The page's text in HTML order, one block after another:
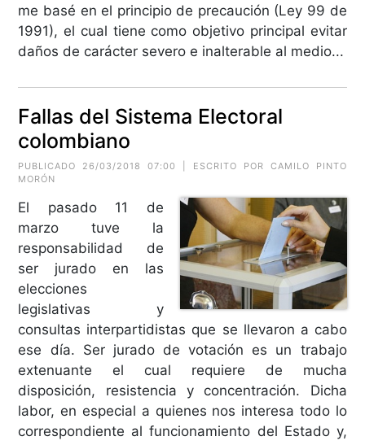
me basé en el principio de precaución (Ley 99 de
1991), el cual tiene como objetivo principal evitar
daños de carácter severo e inalterable al medio...
Fallas del Sistema Electoral
colombiano
PUBLICADO 26/03/2018 07:00 | ESCRITO POR CAMILO PINTO
MORÓN
El pasado 11 de
marzo tuve la
responsabilidad de
ser jurado en las
elecciones
legislativas y
consultas interpartidistas que se llevaron a cabo
ese día. Ser jurado de votación es un trabajo
extenuante el cual requiere de mucha
disposición, resistencia y concentración. Dicha
labor, en especial a quienes nos interesa todo lo
correspondiente al funcionamiento del Estado y,